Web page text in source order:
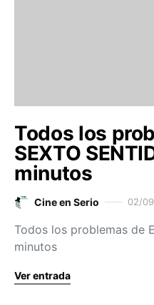
Todos los
SEXTO
minutos
Cine en Serio 02/
Todos los problemas de
minutos
Ver entrada